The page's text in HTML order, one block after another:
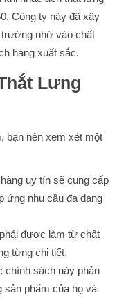
Công ty này đã xây
nhờ vào chất
hàng xuất sắc.
Lưng
bạn nên xem xét một
uy tín sẽ cung cấp
ứng nhu cầu đa dạng
được làm từ chất
từng chi tiết.
chính sách này phản
phẩm của họ và